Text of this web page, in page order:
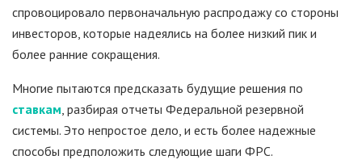
спровоцировало первоначальную распродажу со стороны
инвесторов, которые надеялись на более низкий пик и
более ранние сокращения.
Многие пытаются предсказать будущие решения по
ставкам , разбирая отчеты Федеральной резервной
системы. Это непростое дело, и есть более надежные
способы предположить следующие шаги ФРС.